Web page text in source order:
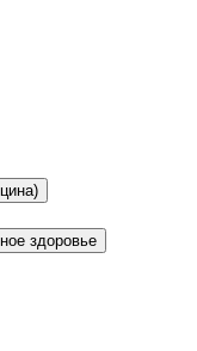
здоровье